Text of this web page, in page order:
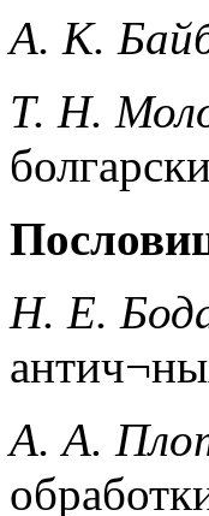
А. К.
Т. Н.
Н. Е.
A. А.